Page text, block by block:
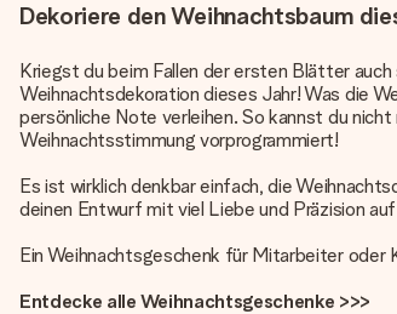
Dekoriere den Weihnachtsbaum
Kriegst du beim Fallen der ersten Blätter
Weihnachtsdekoration dieses Jahr! Was die
persönliche Note verleihen. So kannst du
Weihnachtsstimmung vorprogrammiert!
Es ist wirklich denkbar einfach, die
deinen Entwurf mit viel Liebe und Präzision
Ein Weihnachtsgeschenk für Mitarbeiter
Entdecke alle Weihnachtsgeschenke >>>